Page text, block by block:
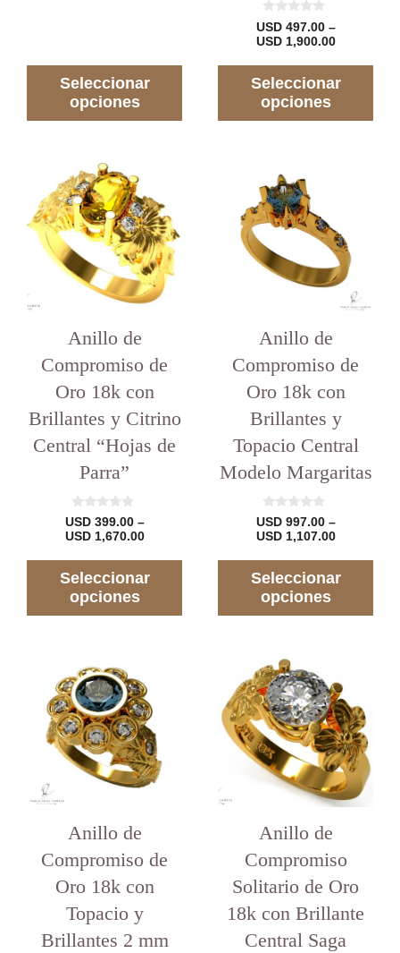
Seleccionar
opciones
0
d
e
USD497.00 –
USD1,900.00Rango
precios:
desde
Seleccionar
opciones
Anillo de
Compromiso de
Oro 18k con
Brillantes y Citrino
Central “Hojas de
Parra”
0
d
e
USD399.00 –
USD1,670.00Rango
precios:
desde
Seleccionar
opciones
producto
tiene
varias
variantes.
Las
opciones
pueden
página
producto
Anillo de
Compromiso de
Oro 18k con
Brillantes y
Topacio Central
Modelo Margaritas
0
d
e
USD997.00 –
USD1,107.00Rango
precios:
desde
Seleccionar
opciones
varias
variantes.
opciones
página
producto
Anillo de
Compromiso de
Oro 18k con
Topacio y
Brillantes 2 mm
producto
tiene
varias
variantes.
Las
opciones
pueden
página
producto
Anillo de
Compromiso
Solitario de Oro
18k con Brillante
Central Saga